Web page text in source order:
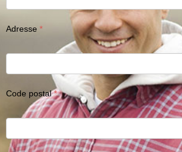
Adresse
Code postal